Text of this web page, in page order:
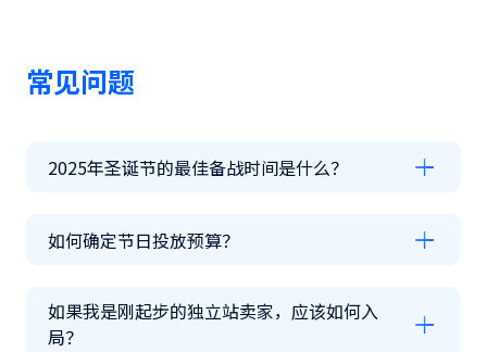
常见问题
2025年圣诞节的最佳备战时间是什么？
如何确定节日投放预算？
如果我是刚起步的独立站卖家，应该如何入
局？